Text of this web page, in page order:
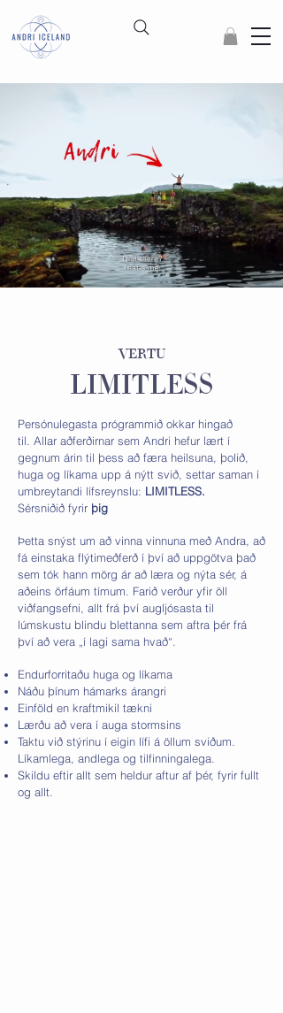
VERTU
LIMITLESS
Persónulegasta prógrammið okkar hingað
til. Allar aðferðirnar sem Andri hefur lært í
gegnum árin til þess að færa heilsuna, þolið,
huga og líkama upp á nýtt svið, settar saman í
umbreytandi lífsreynslu: LIMITLESS.
Sérsniðið fyrir þig
Þetta snýst um að vinna vinnuna með Andra, að
fá einstaka flýtimeðferð í því að uppgötva það
sem tók hann mörg ár að læra og nýta sér, á
aðeins örfáum tímum. Farið verður yfir öll
viðfangsefni, allt frá því augljósasta til
lúmskustu blindu blettanna sem aftra þér frá
því að vera „í lagi sama hvað“.
Endurforritaðu huga og líkama
Náðu þínum hámarks árangri
Einföld en kraftmikil tækni
Lærðu að vera í auga stormsins
Taktu við stýrinu í eigin lífi á öllum sviðum.
Líkamlega, andlega og tilfinningalega.
Skildu eftir allt sem heldur aftur af þér, fyrir fullt
og allt.